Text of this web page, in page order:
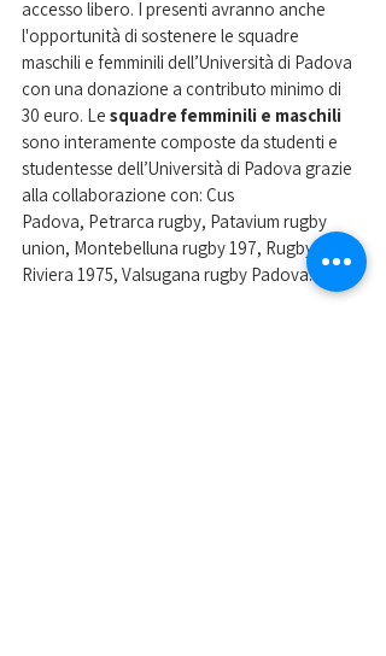
accesso libero. I presenti avranno anche
l'opportunità di sostenere le squadre
maschili e femminili dell’Università di Padova
con una donazione a contributo minimo di
30 euro. Le squadre femminili e maschili
sono interamente composte da studenti e
studentesse dell’Università di Padova grazie
alla collaborazione con: Cus
Padova, Petrarca rugby, Patavium rugby
union, Montebelluna rugby 197, Rugby
Riviera 1975, Valsugana rugby Padova.